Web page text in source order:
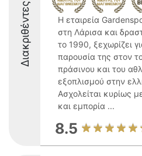
Διακριθέντες
Η εταιρεία
στη Λάρισα και
το 1990, ξεχωρίζει
παρουσία της στον
πράσινου και του
εξοπλισμού στην
Ασχολείται κυρίως
και εμπορία ...
8.5